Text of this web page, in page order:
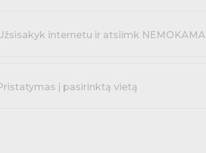
internetu ir atsiimk NEMOKAMAI
į pasirinktą vietą